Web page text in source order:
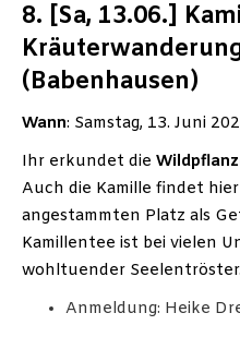
8. [Sa, 13.06.]
(Babenhausen)
Wann: Samstag, 13. Juni
Ihr erkun­det die
Auch die Kamille findet
angestammten Platz als
Kamillentee ist bei vielen
wohltuender Seelentröster.
Anmeldung: Heike